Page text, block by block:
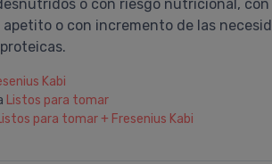
o con riesgo nutricional, con
apetito o con incremento de las
Kabi
Listos para tomar
para tomar + Fresenius Kabi